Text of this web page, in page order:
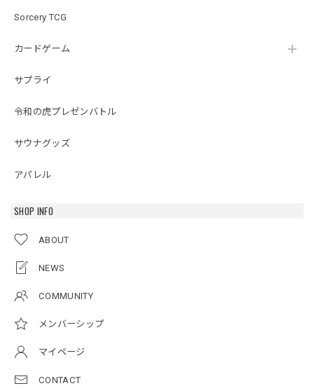
Sorcery TCG
カードゲーム
サプライ
令和の虎プレゼンバトル
サウナグッズ
アパレル
SHOP INFO
ABOUT
NEWS
COMMUNITY
メンバーシップ
マイページ
CONTACT